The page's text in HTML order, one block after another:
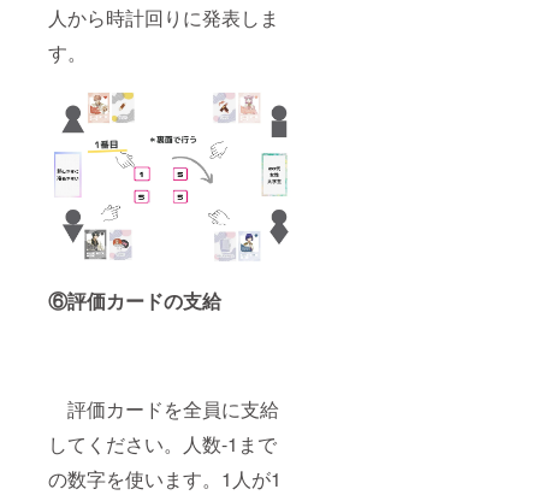
人から時計回りに発表しま
す。
⑥評価カードの支給
評価カードを全員に支給
してください。人数-1まで
の数字を使います。1人が1